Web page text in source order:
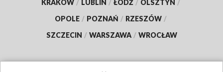
KRAKÓW / LUBLIN / ŁÓDŹ / OLSZTYN /
OPOLE / POZNAŃ / RZESZÓW /
SZCZECIN / WARSZAWA / WROCŁAW